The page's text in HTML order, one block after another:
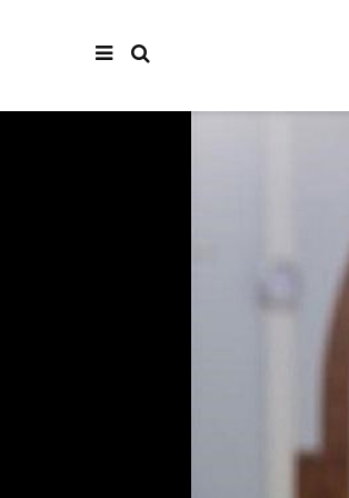
کشتن آن نوجوان و ساختن
دیوار، ارتباطی با علم غیبِ